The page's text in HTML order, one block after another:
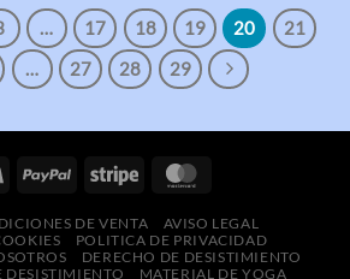
… 17 18 19 20
21
… 27 28 29
DE VENTA
AVISO LEGAL
POLITICA DE PRIVACIDAD
DERECHO DE DESISTIMIENTO
DESISTIMIENTO
MATERIAL DE YOGA